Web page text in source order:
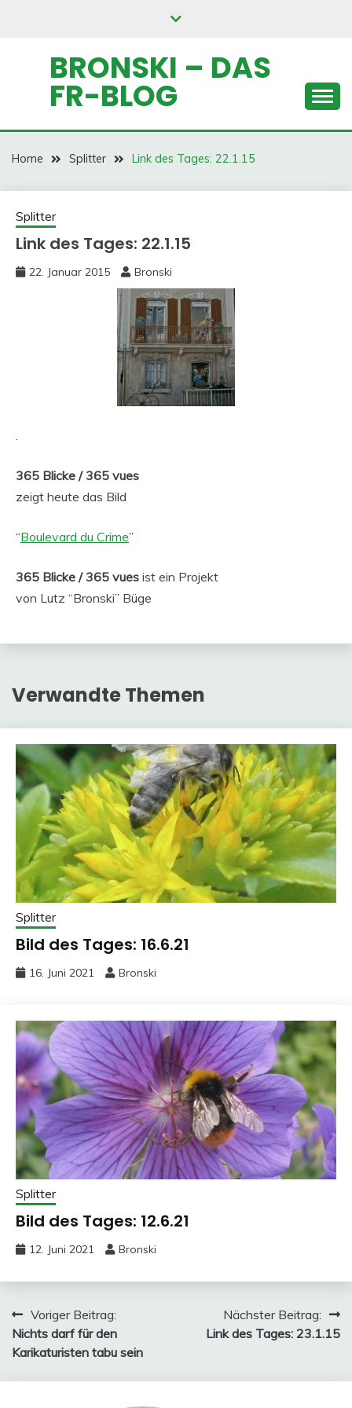
BRONSKI – DAS
FR-BLOG
Home Splitter Link des Tages: 22.1.15
Splitter
Link des Tages: 22.1.15
22. Januar 2015 Bronski
.
365 Blicke / 365 vues
zeigt heute das Bild
“Boulevard du Crime”
365 Blicke / 365 vues ist ein Projekt
von Lutz “Bronski” Büge
Verwandte Themen
Splitter
Bild des Tages: 16.6.21
16. Juni 2021 Bronski
Splitter
Bild des Tages: 12.6.21
12. Juni 2021 Bronski
Beitragsnavigation
Voriger Beitrag:
Nichts darf für den
Karikaturisten tabu sein
Nächster Beitrag:
Link des Tages: 23.1.15